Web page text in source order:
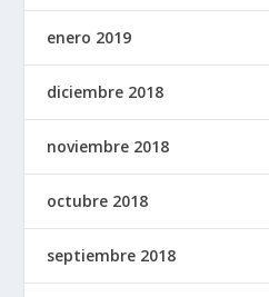
enero 2019
diciembre 2018
noviembre 2018
octubre 2018
septiembre 2018